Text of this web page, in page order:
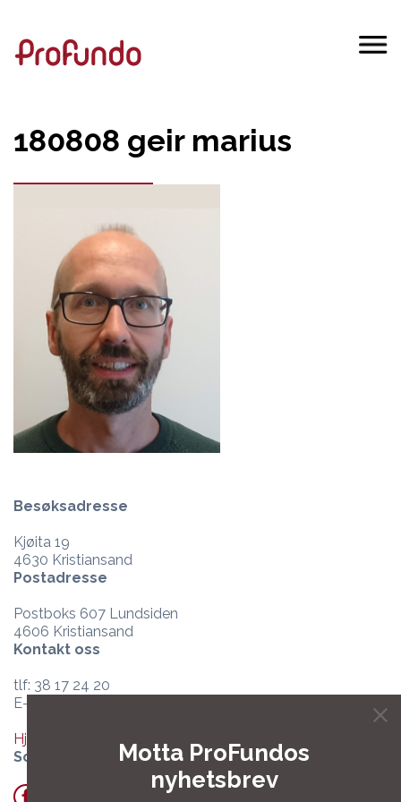
Motta ProFundos
nyhetsbrev
180808 geir marius
Besøksadresse
Kjøita 19
4630 Kristiansand
Postadresse
Postboks 607 Lundsiden
4606 Kristiansand
Kontakt oss
tlf: 38 17 24 20
E-post:
Hjelpesenter og support
Sosiale medier